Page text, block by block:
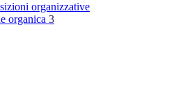
organizzative
organica 3